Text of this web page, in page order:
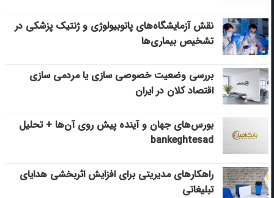
نقش آزمایشگاه‌های پاتوبیولوژی و ژنتیک پزشکی در
تشخیص بیماری‌ها
بررسی وضعیت خصوصی سازی یا مردمی سازی
اقتصاد کلان در ایران
بورس‌های جهان و آینده پیش روی آن‌ها + تحلیل
bankeghtesad
راهکارهای مدیریتی برای افزایش اثربخشی هدایای
تبلیغاتی